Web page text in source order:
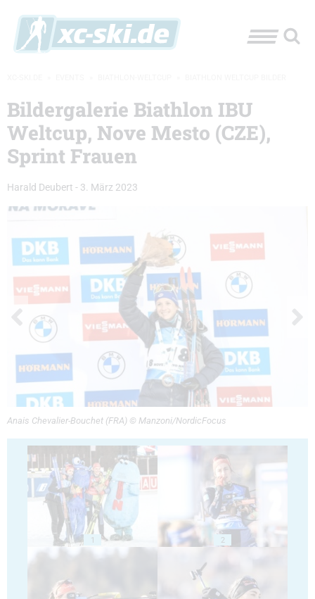
Bildergalerie Biathlon IBU
Weltcup, Nove Mesto (CZE),
Sprint Frauen
Harald Deubert - 3. März 2023
Anais Chevalier-Bouchet (FRA) © Manzoni/NordicFocus
1 2